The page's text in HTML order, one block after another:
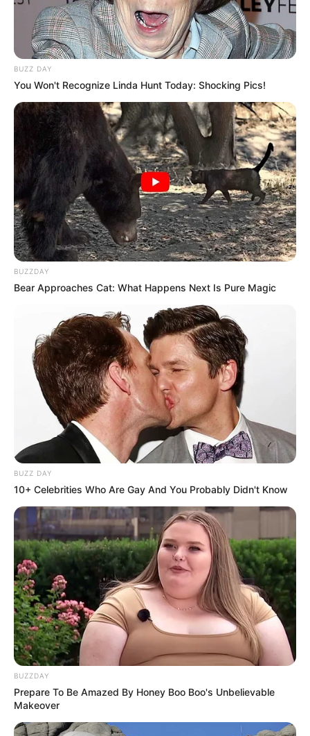
BUZZ DAY
You Won't Recognize Linda Hunt Today: Shocking Pics!
BUZZDAY
Bear Approaches Cat: What Happens Next Is Pure Magic
BUZZ DAY
10+ Celebrities Who Are Gay And You Probably Didn't Know
BUZZDAY
Prepare To Be Amazed By Honey Boo Boo's Unbelievable
Makeover